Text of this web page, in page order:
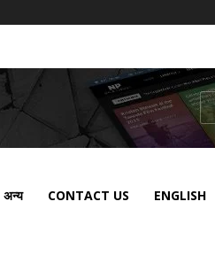
अन्य CONTACT US ENGLISH